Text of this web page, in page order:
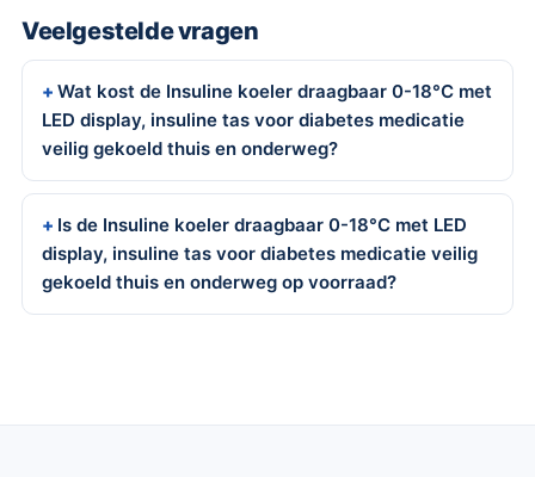
Veelgestelde vragen
Wat kost de Insuline koeler draagbaar 0-18°C met
LED display, insuline tas voor diabetes medicatie
veilig gekoeld thuis en onderweg?
Is de Insuline koeler draagbaar 0-18°C met LED
display, insuline tas voor diabetes medicatie veilig
gekoeld thuis en onderweg op voorraad?